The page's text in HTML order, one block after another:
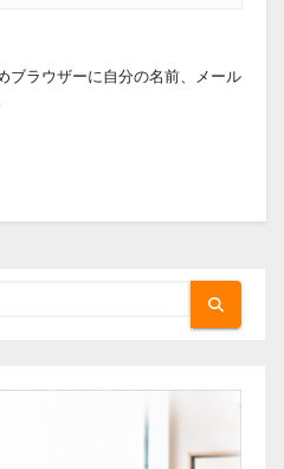
ブラウザーに自分の名前、メール